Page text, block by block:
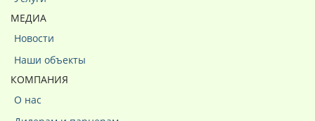
МЕДИА
Новости
Наши объекты
КОМПАНИЯ
О нас